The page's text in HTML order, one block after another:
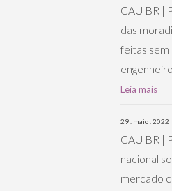
CAU BR |
das
feitas
Leia mais
29 . maio . 2022
CAU BR |
nacional
mercado